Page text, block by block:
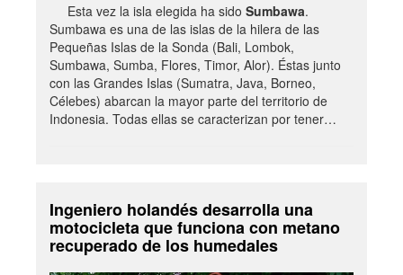
Esta vez la isla elegida ha sido Sumbawa.
Sumbawa es una de las islas de la hilera de las
Pequeñas Islas de la Sonda (Bali, Lombok,
Sumbawa, Sumba, Flores, Timor, Alor). Éstas junto
con las Grandes Islas (Sumatra, Java, Borneo,
Célebes) abarcan la mayor parte del territorio de
Indonesia. Todas ellas se caracterizan por tener…
Ingeniero holandés desarrolla una
motocicleta que funciona con metano
recuperado de los humedales